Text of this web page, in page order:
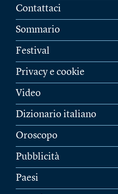
Contattaci
Sommario
Festival
Privacy e cookie
Video
Dizionario italiano
Oroscopo
Pubblicità
Paesi